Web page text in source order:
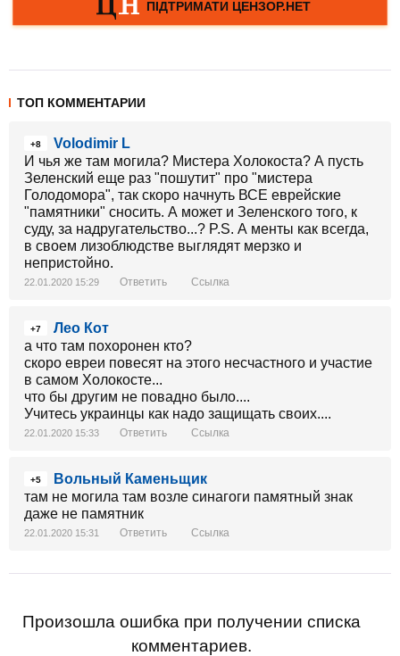
ТОП КОММЕНТАРИИ
+8
Volodimir L
И чья же там могила? Мистера Холокоста? А пусть
Зеленский еще раз "пошутит" про "мистера
Голодомора", так скоро начнуть ВСЕ еврейские
"памятники" сносить. А может и Зеленского того, к
суду, за надругательство...? P.S. А менты как всегда,
в своем лизоблюдстве выглядят мерзко и
непристойно.
22.01.2020 15:29 Ответить Ссылка
+7
Лео Кот
а что там похоронен кто?
скоро евреи повесят на этого несчастного и участие
в самом Холокосте...
что бы другим не повадно было....
Учитесь украинцы как надо защищать своих....
22.01.2020 15:33 Ответить Ссылка
+5
Вольный Каменьщик
там не могила там возле синагоги памятный знак
даже не памятник
22.01.2020 15:31 Ответить Ссылка
Произошла ошибка при получении списка
комментариев.